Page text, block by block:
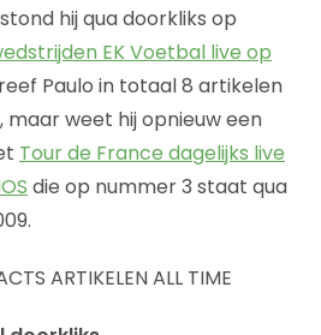
hij qua doorkliks op
EK Voetbal live op
Paulo in totaal 8 artikelen
weet hij opnieuw een
Tour de France dagelijks live
die op nummer 3 staat qua
ARTIKELEN ALL TIME